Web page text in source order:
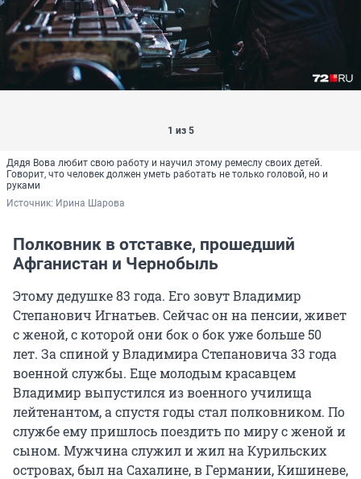
1 из 5
Дядя Вова любит свою работу и научил этому ремеслу своих детей.
Говорит, что человек должен уметь работать не только головой, но и
руками
Источник: Ирина Шарова
Полковник в отставке, прошедший
Афганистан и Чернобыль
Этому дедушке 83 года. Его зовут Владимир
Степанович Игнатьев. Сейчас он на пенсии, живет
с женой, с которой они бок о бок уже больше 50
лет. За спиной у Владимира Степановича 33 года
военной службы. Еще молодым красавцем
Владимир выпустился из военного училища
лейтенантом, а спустя годы стал полковником. По
службе ему пришлось поездить по миру с женой и
сыном. Мужчина служил и жил на Курильских
островах, был на Сахалине, в Германии, Кишиневе,